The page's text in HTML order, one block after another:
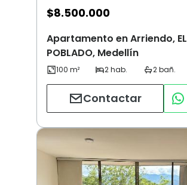
$8.500.000
Apartamento en Arriendo, EL
POBLADO, Medellín
Contactar